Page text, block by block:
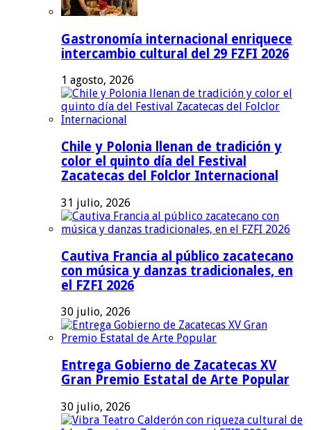
Gastronomía internacional enriquece
intercambio cultural del 29 FZFI 2026
1 agosto, 2026
Chile y Polonia llenan de tradición y
color el quinto día del Festival
Zacatecas del Folclor Internacional
31 julio, 2026
Cautiva Francia al público zacatecano
con música y danzas tradicionales, en
el FZFI 2026
30 julio, 2026
Entrega Gobierno de Zacatecas XV
Gran Premio Estatal de Arte Popular
30 julio, 2026